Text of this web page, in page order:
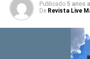
Publicado 5 anos
De Revista Live